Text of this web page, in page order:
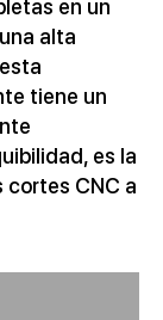
en un
alta
tiene un
es la
CNC a